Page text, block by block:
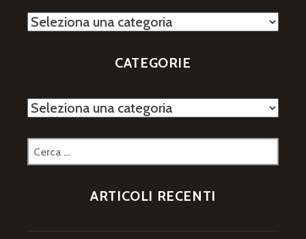
Categorie
CATEGORIE
Categorie
Ricerca
per:
ARTICOLI RECENTI